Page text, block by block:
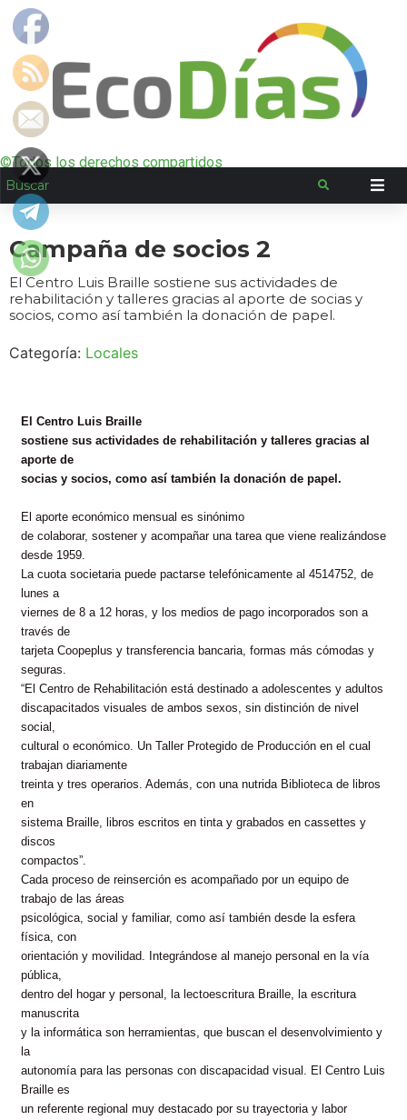
©Todos los derechos compartidos
Campaña de socios 2
El Centro Luis Braille sostiene sus actividades de
rehabilitación y talleres gracias al aporte de socias y
socios, como así también la donación de papel.
Categoría: Locales
El Centro Luis Braille
sostiene sus actividades de rehabilitación y talleres gracias al
aporte de
socias y socios, como así también la donación de papel.
El aporte económico mensual es sinónimo
de colaborar, sostener y acompañar una tarea que viene realizándose
desde 1959.
La cuota societaria puede pactarse telefónicamente al 4514752, de
lunes a
viernes de 8 a 12 horas, y los medios de pago incorporados son a
través de
tarjeta Coopeplus y transferencia bancaria, formas más cómodas y
seguras.
“El Centro de Rehabilitación está destinado a adolescentes y adultos
discapacitados visuales de ambos sexos, sin distinción de nivel
social,
cultural o económico. Un Taller Protegido de Producción en el cual
trabajan diariamente
treinta y tres operarios. Además, con una nutrida Biblioteca de libros
en
sistema Braille, libros escritos en tinta y grabados en cassettes y
discos
compactos”.
Cada proceso de reinserción es acompañado por un equipo de
trabajo de las áreas
psicológica, social y familiar, como así también desde la esfera
física, con
orientación y movilidad. Integrándose al manejo personal en la vía
pública,
dentro del hogar y personal, la lectoescritura Braille, la escritura
manuscrita
y la informática son herramientas, que buscan el desenvolvimiento y
la
autonomía para las personas con discapacidad visual. El Centro Luis
Braille es
un referente regional muy destacado por su trayectoria y labor